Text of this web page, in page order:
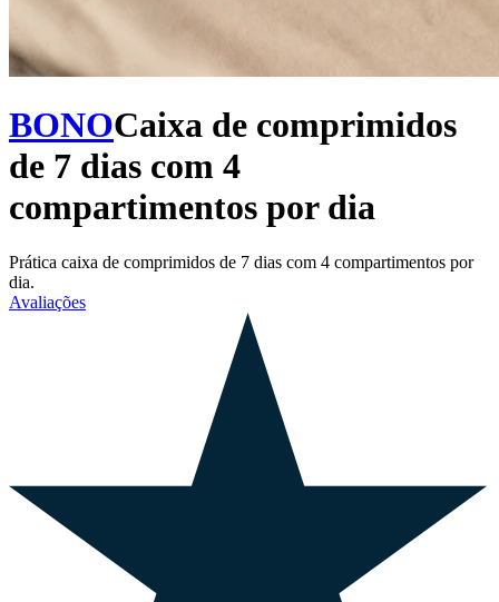
BONOCaixa de comprimidos
de 7 dias com 4
compartimentos por dia
Prática caixa de comprimidos de 7 dias com 4 compartimentos por
dia.
Avaliações